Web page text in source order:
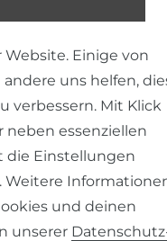
Einige von
uns helfen,
verbessern. Mit Klick
neben essenziellen
die Einstellungen
Weitere
und deinen
unserer